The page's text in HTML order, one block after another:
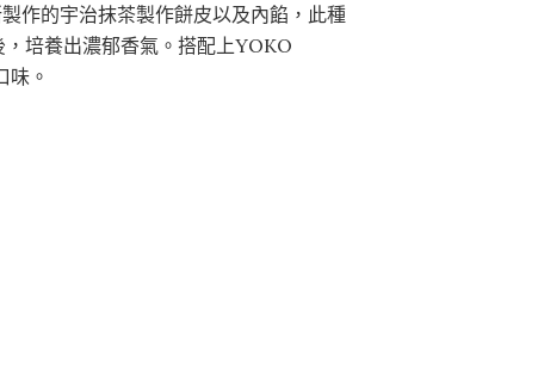
作的宇治抹茶製作餅皮以及內餡，此種
培養出濃郁香氣。搭配上YOKO
味。